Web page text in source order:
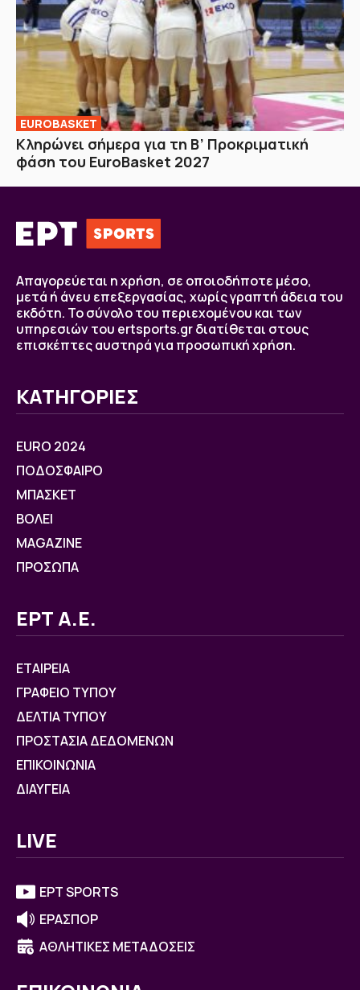
EUROBASKET
Κληρώνει σήμερα για τη Β’ Προκριματική
φάση του EuroBasket 2027
Απαγορεύεται η χρήση, σε οποιοδήποτε μέσο,
μετά ή άνευ επεξεργασίας, χωρίς γραπτή άδεια του
εκδότη. Το σύνολο του περιεχομένου και των
υπηρεσιών του ertsports.gr διατίθεται στους
επισκέπτες αυστηρά για προσωπική χρήση.
ΚΑΤΗΓΟΡΙΕΣ
EURO 2024
ΠΟΔΟΣΦΑΙΡΟ
ΜΠΑΣΚΕΤ
ΒOΛΕΙ
MAGAZINE
ΠΡΟΣΩΠΑ
ΕΡΤ Α.Ε.
ΕΤΑΙΡΕΙΑ
ΓΡΑΦΕΙΟ ΤΥΠΟΥ
ΔΕΛΤΙΑ ΤΥΠΟΥ
ΠΡΟΣΤΑΣΙΑ ΔΕΔΟΜΕΝΩΝ
ΕΠΙΚΟΙΝΩΝΙΑ
ΔΙΑΥΓΕΙΑ
LIVE
ΕΡΤ SPORTS
ΕΡΑΣΠΟΡ
ΑΘΛΗΤΙΚΕΣ ΜΕΤΑΔΟΣΕΙΣ